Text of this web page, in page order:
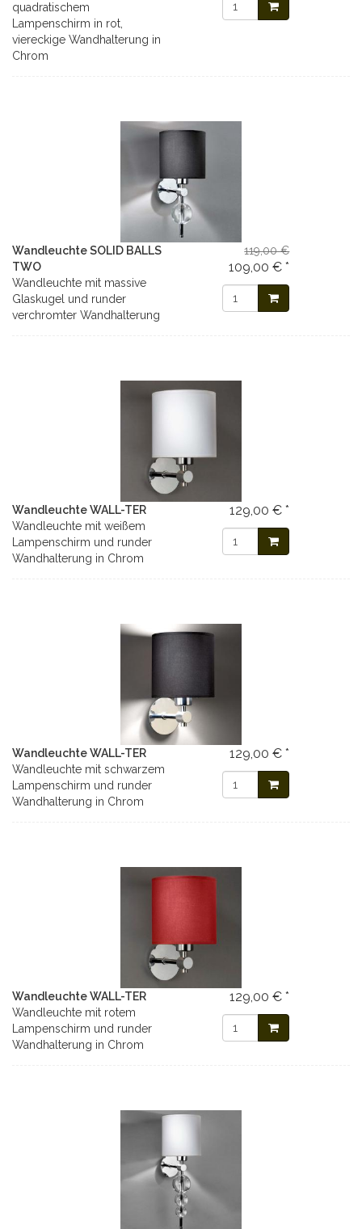
quadratischem
Lampenschirm in rot,
viereckige Wandhalterung in
Chrom
Wandleuchte SOLID BALLS
TWO
Wandleuchte mit massive
Glaskugel und runder
verchromter Wandhalterung
119,00 €
109,00 € *
Wandleuchte WALL-TER
Wandleuchte mit weißem
Lampenschirm und runder
Wandhalterung in Chrom
129,00 € *
Wandleuchte WALL-TER
Wandleuchte mit schwarzem
Lampenschirm und runder
Wandhalterung in Chrom
129,00 € *
Wandleuchte WALL-TER
Wandleuchte mit rotem
Lampenschirm und runder
Wandhalterung in Chrom
129,00 € *